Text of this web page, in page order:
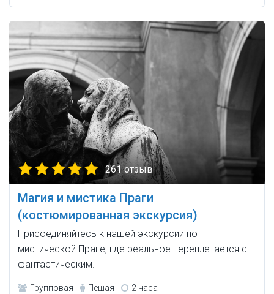
261 отзыв
Магия и мистика Праги
(костюмированная экскурсия)
Присоединяйтесь к нашей экскурсии по
мистической Праге, где реальное переплетается с
фантастическим.
Групповая Пешая 2 часа